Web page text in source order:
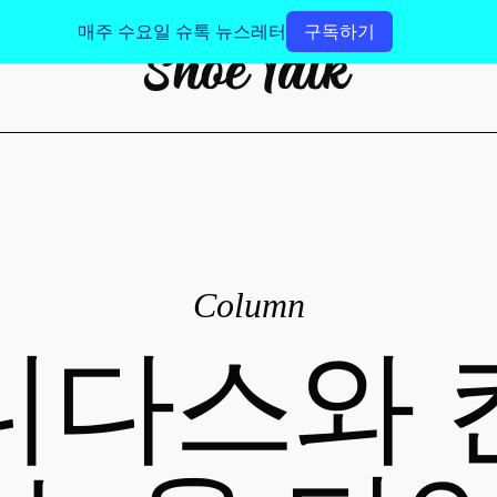
Column
다스와
매주 수요일 슈톡 뉴스레터 구독하기